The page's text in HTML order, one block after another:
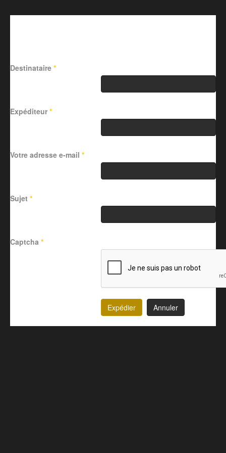
Destinataire *
Expéditeur *
Votre adresse e-mail *
Sujet *
Captcha *
Expédier Annuler